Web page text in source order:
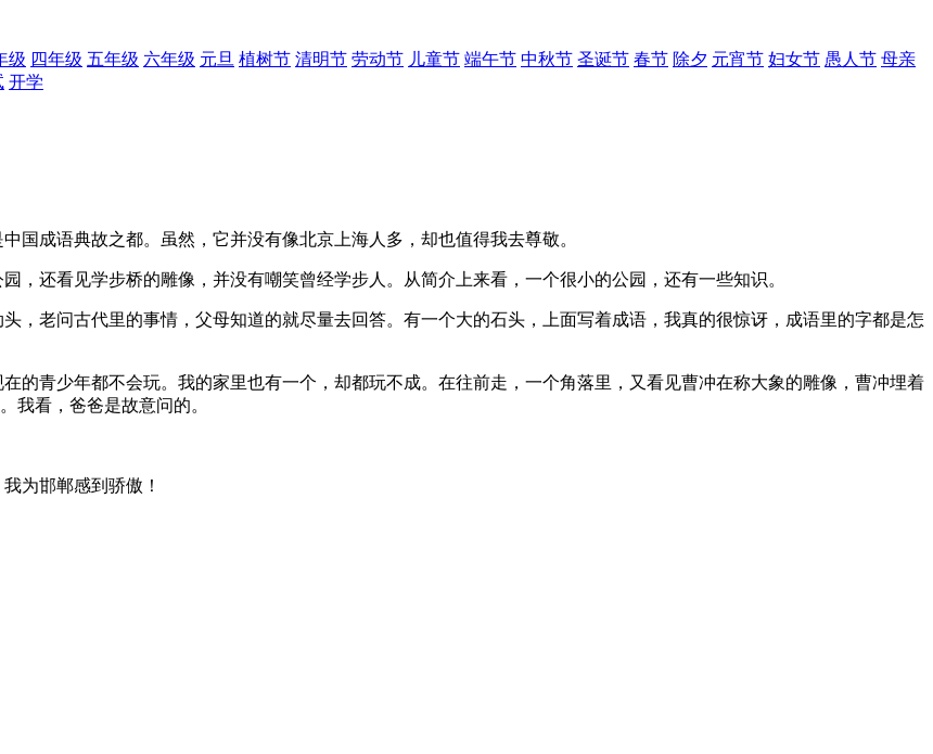
级 四年级 五年级 六年级 元旦 植树节 清明节 劳动节 儿童节 端午节 中秋节 圣诞节 春节 除夕 元宵节 妇女节 愚人节 母亲
开学
国成语典故之都。虽然，它并没有像北京上海人多，却也值得我去尊敬。
，还看见学步桥的雕像，并没有嘲笑曾经学步人。从简介上来看，一个很小的公园，还有一些知识。
，老问古代里的事情，父母知道的就尽量去回答。有一个大的石头，上面写着成语，我真的很惊讶，成语里的字都是怎
的青少年都不会玩。我的家里也有一个，却都玩不成。在往前走，一个角落里，又看见曹冲在称大象的雕像，曹冲埋着
我看，爸爸是故意问的。
为邯郸感到骄傲！